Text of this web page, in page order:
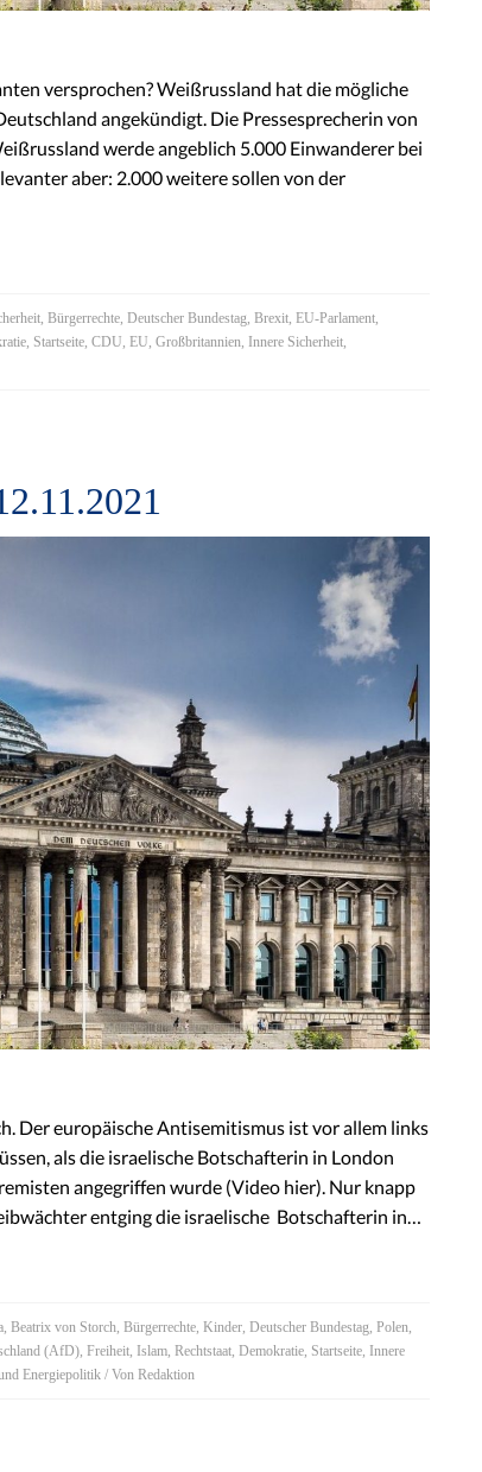
versprochen? Weißrussland hat die mögliche
angekündigt. Die Pressesprecherin von
werde angeblich 5.000 Einwanderer bei
aber: 2.000 weitere sollen von der
Bürgerrechte Deutscher Bundestag Brexit EU-Parlament
Startseite CDU EU Großbritannien Innere Sicherheit
Der europäische Antisemitismus ist vor allem links
als die israelische Botschafterin in London
angegriffen wurde (Video hier). Nur knapp
entging die israelische Botschafterin in…
, Beatrix von Storch, Bürgerrechte, Kinder, Deutscher Bundestag, Polen,
(AfD), Freiheit, Islam, Rechtstaat, Demokratie, Startseite, Innere
Energiepolitik / Von Redaktion